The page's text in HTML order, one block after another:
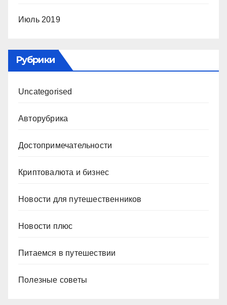
Июль 2019
Рубрики
Uncategorised
Авторубрика
Достопримечательности
Криптовалюта и бизнес
Новости для путешественников
Новости плюс
Питаемся в путешествии
Полезные советы